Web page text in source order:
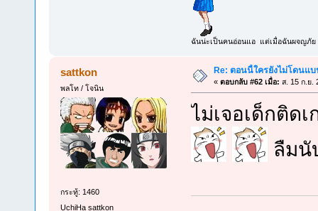
ฉันน่ะเป็นคนอ่อนแอ แต่เมื่อฉันผจญภัย
sattkon
พลโท / โจนิน
กระทู้: 1460
UchiHa sattkon
Re: ตอนนี้ใครยังไม่โดนแบ
« ตอบกลับ #62 เมื่อ: ส. 15 ก.ย.
ไม่เจอเด็กติด
ลืมนั